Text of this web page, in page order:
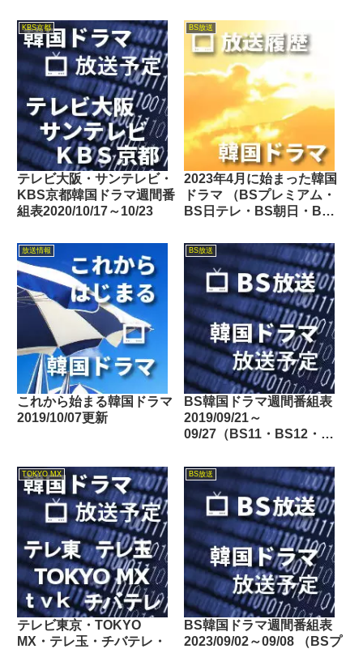
KBS京都
テレビ大阪・サンテレビ・
KBS京都韓国ドラマ週間番
組表2020/10/17～10/23
BS放送
2023年4月に始まった韓国
ドラマ （BSプレミアム・
BS日テレ・BS朝日・BS-
ジ・BS11・BS12・テレビ
東京・TOKYO MX・テレ
玉・チバテレ・テレビ神奈
川・テレビ大阪・サンテレ
ビ・KBS京都・テレビ愛
知・テレビ北海道）
放送情報
これから始まる韓国ドラマ
2019/10/07更新
BS放送
BS韓国ドラマ週間番組表
2019/09/21～
09/27（BS11・BS12・
TOKYO MX
テレビ東京・TOKYO
MX・テレ玉・チバテレ・
BS放送
BS韓国ドラマ週間番組表
2023/09/02～09/08 （BSプ